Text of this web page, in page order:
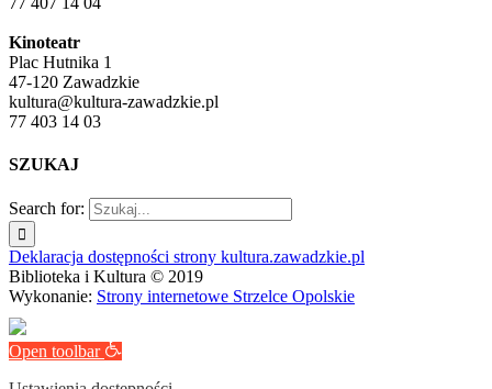
Kinoteatr
Plac Hutnika 1
47-120 Zawadzkie
kultura@kultura-zawadzkie.pl
77 403 14 03
SZUKAJ
Search for:
Deklaracja dostępności strony kultura.zawadzkie.pl
Biblioteka i Kultura © 2019
Wykonanie: Strony internetowe Strzelce Opolskie
Open toolbar